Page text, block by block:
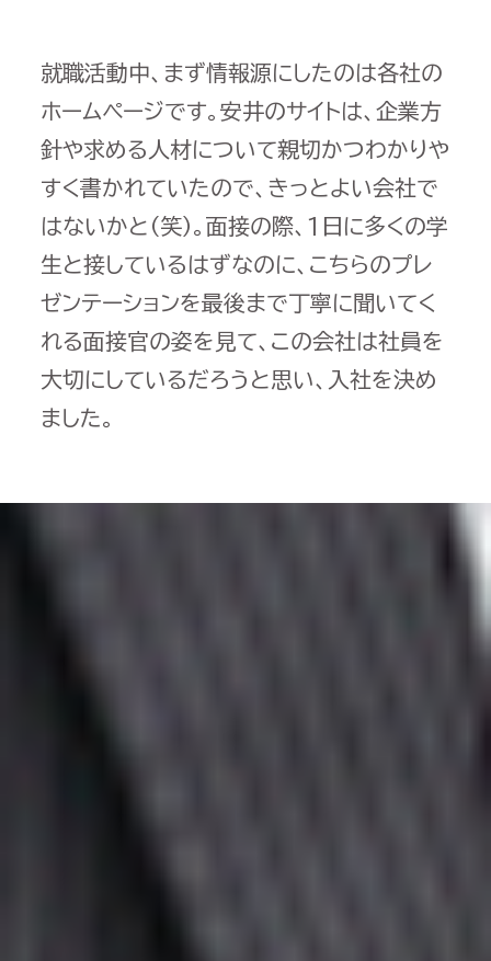
就職活動中、まず情報源にしたのは各社の
ホームページです。安井のサイトは、企業方
針や求める人材について親切かつわかりや
すく書かれていたので、きっとよい会社で
はないかと（笑）。面接の際、1日に多くの学
生と接しているはずなのに、こちらのプレ
ゼンテーションを最後まで丁寧に聞いてく
れる面接官の姿を見て、この会社は社員を
大切にしているだろうと思い、入社を決め
ました。